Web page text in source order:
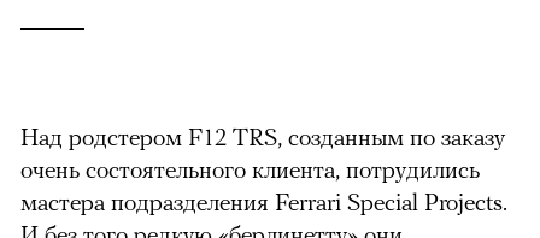
Над родстером F12 TRS, созданным по заказу
очень состоятельного клиента, потрудились
мастера подразделения Ferrari Special Projects.